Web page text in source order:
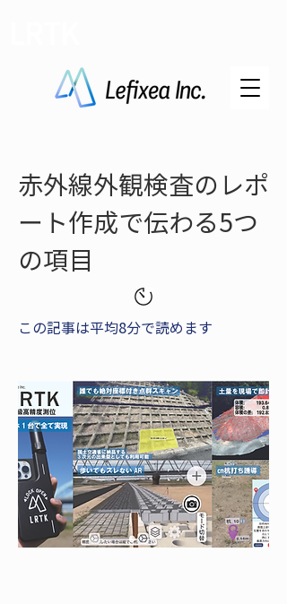
赤外線外観検査のレポ
ート作成で伝わる5つ
の項目
この記事は平均8分で読めます